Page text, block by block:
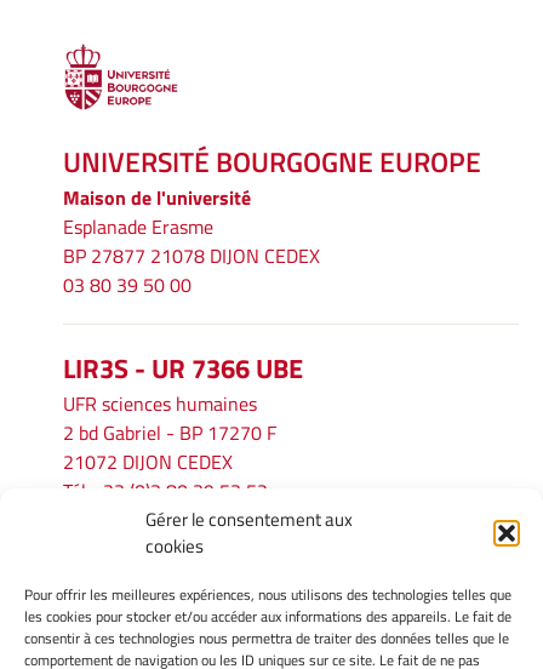
Gérer le consentement aux
cookies
Pour offrir les meilleures expériences, nous utilisons des technologies telles que
les cookies pour stocker et/ou accéder aux informations des appareils. Le fait de
consentir à ces technologies nous permettra de traiter des données telles que le
comportement de navigation ou les ID uniques sur ce site. Le fait de ne pas
UNIVERSITÉ BOURGOGNE EUROPE
Maison de l'université
Esplanade Erasme
BP 27877 21078 DIJON CEDEX
03 80 39 50 00
LIR3S - UR 7366 UBE
UFR sciences humaines
2 bd Gabriel - BP 17270 F
21072 DIJON CEDEX
Tél. : 33 (0)3 80 39 53 52
lir3s@u-bourgogne.fr
INFORMATIONS LÉGALES
Mentions légales